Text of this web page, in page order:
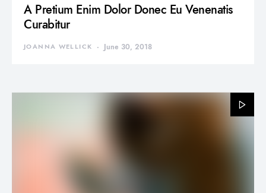
A Pretium Enim Dolor Donec Eu Venenatis
Curabitur
JOANNA WELLICK June 30, 2018